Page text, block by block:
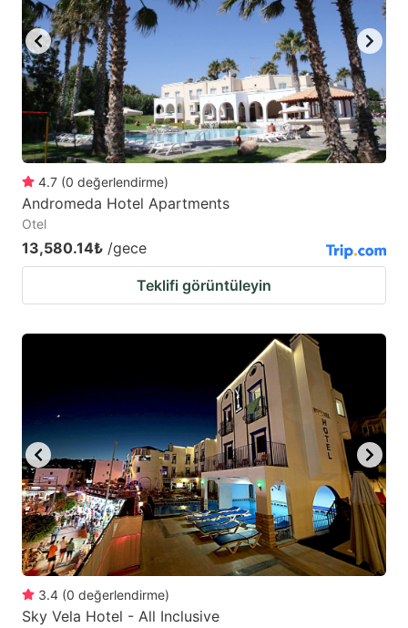
key
to
get
the
keyboard
shortcuts
for
changing
key
get
the
keyboard
shortcuts
4.7 (0 değerlendirme)
Andromeda Hotel Apartments
Otel
13,580.14₺ /gece
Teklifi görüntüleyin
3.4 (0 değerlendirme)
Sky Vela Hotel - All Inclusive